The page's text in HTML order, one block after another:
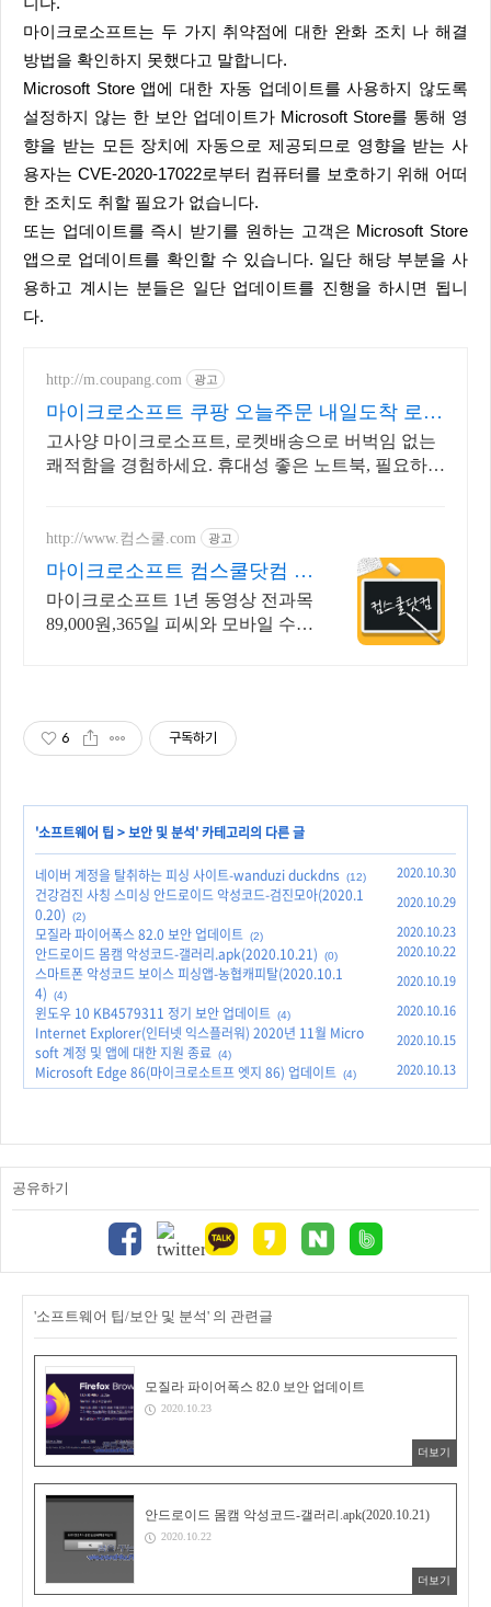
마이크로소프트는 두 가지 취약점에 대한 완화 조치 나 해결
방법을 확인하지 못했다고 말합니다.
Microsoft Store 앱에 대한 자동 업데이트를 사용하지 않도록
설정하지 않는 한 보안 업데이트가 Microsoft Store를 통해 영
향을 받는 모든 장치에 자동으로 제공되므로 영향을 받는 사
용자는 CVE-2020-17022로부터 컴퓨터를 보호하기 위해 어떠
한 조치도 취할 필요가 없습니다.
또는 업데이트를 즉시 받기를 원하는 고객은 Microsoft Store
앱으로 업데이트를 확인할 수 있습니다. 일단 해당 부분을 사
용하고 계시는 분들은 일단 업데이트를 진행을 하시면 됩니
다.
http://m.coupang.com 광고
마이크로소프트 쿠팡 오늘주문 내일도착 로켓
배송
고사양 마이크로소프트, 로켓배송으로 버벅임 없는
쾌적함을 경험하세요. 휴대성 좋은 노트북, 필요하세
http://www.컴스쿨.com 광고
마이크로소프트 컴스쿨닷컴 당
일 신청&결제시 기프티콘!
마이크로소프트 1년 동영상 전과목
89,000원,365일 피씨와 모바일 수강
6 구독하기
'소프트웨어 팁 >보안 및 분석' 카테고리의 다른 글
네이버 계정을 탈취하는 피싱 사이트-wanduzi duckdns (12) 2020.10.30
건강검진 사칭 스미싱 안드로이드 악성코드-검진모아(2020.1
0.20)
(2)
2020.10.29
모질라 파이어폭스 82.0 보안 업데이트 (2) 2020.10.23
안드로이드 몸캠 악성코드-갤러리.apk(2020.10.21) (0) 2020.10.22
스마트폰 악성코드 보이스 피싱앱-농협캐피탈(2020.10.1
4)
(4)
2020.10.19
윈도우 10 KB4579311 정기 보안 업데이트 (4) 2020.10.16
Internet Explorer(인터넷 익스플러워) 2020년 11월 Micro
soft 계정 및 앱에 대한 지원 종료 (4)
2020.10.15
Microsoft Edge 86(마이크로소트프 엣지 86) 업데이트 (4) 2020.10.13
공유하기
'소프트웨어 팁/보안 및 분석' 의 관련글
모질라 파이어폭스 82.0 보안 업데이트
2020.10.23
더보기
안드로이드 몸캠 악성코드-갤러리.apk(2020.10.21)
2020.10.22
더보기